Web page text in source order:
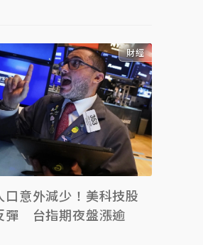
財經
口意外減少！美科技股
彈 台指期夜盤漲逾